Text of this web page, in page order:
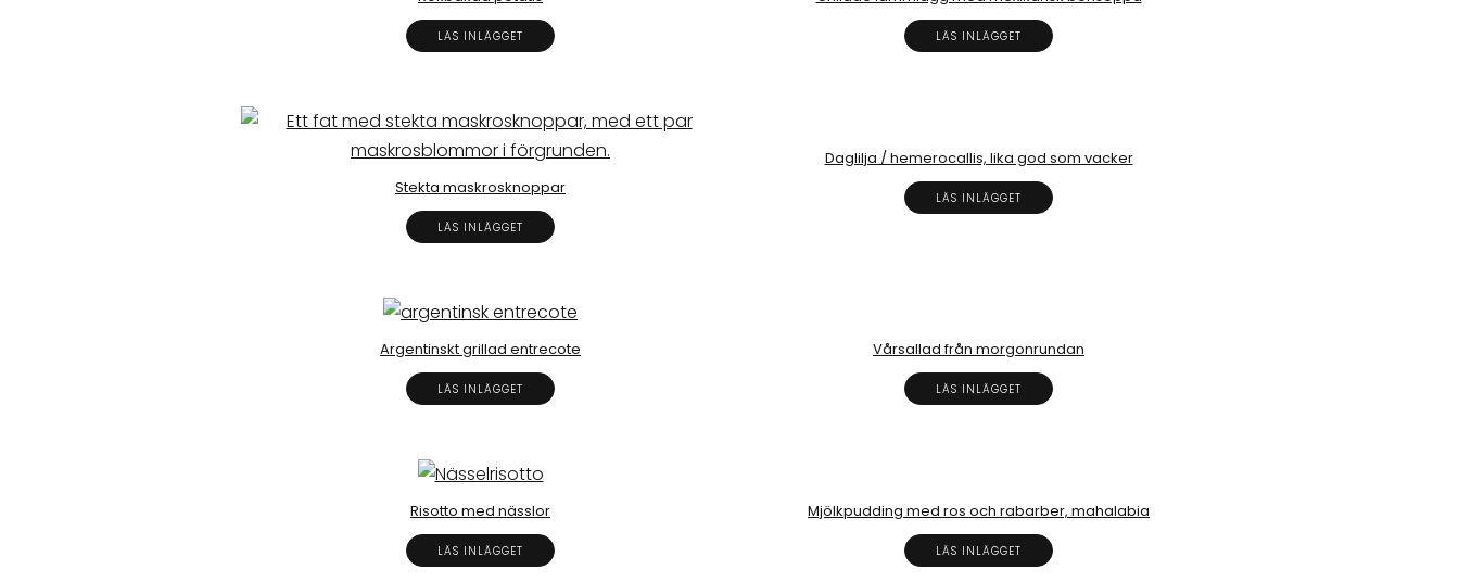
LÄS INLÄGGET LÄS INLÄGGET
Stekta maskrosknoppar
LÄS INLÄGGET
Daglilja / hemerocallis, lika god som vacker
LÄS INLÄGGET
Argentinskt grillad entrecote
LÄS INLÄGGET
Vårsallad från morgonrundan
LÄS INLÄGGET
Risotto med nässlor
LÄS INLÄGGET
Mjölkpudding med ros och rabarber, mahalabia
LÄS INLÄGGET